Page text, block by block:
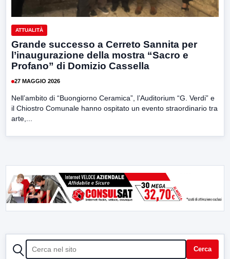
ATTUALITÀ
Grande successo a Cerreto Sannita per
l’inaugurazione della mostra “Sacro e
Profano” di Domizio Cassella
27 MAGGIO 2026
Nell’ambito di “Buongiorno Ceramica”, l’Auditorium “G. Verdi” e
il Chiostro Comunale hanno ospitato un evento straordinario tra
arte,...
CERCA Cerca